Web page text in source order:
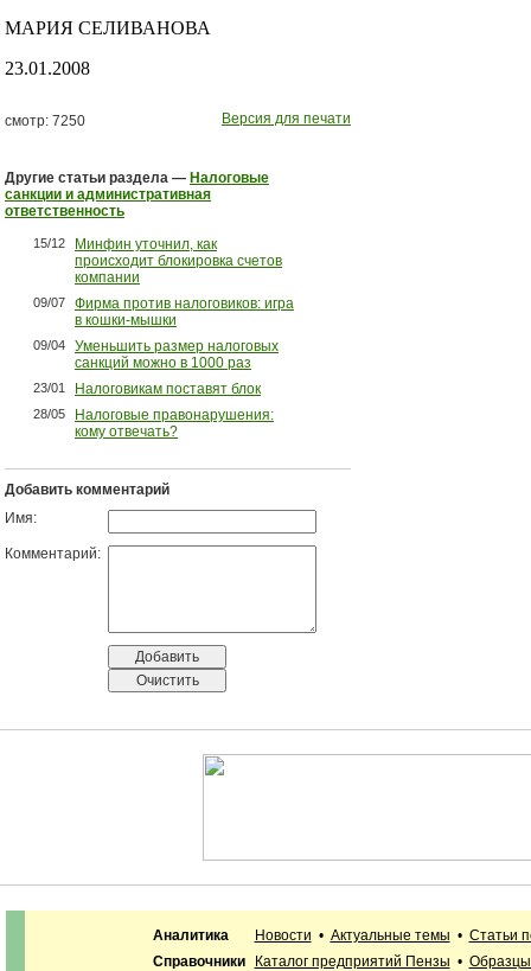
МАРИЯ СЕЛИВАНОВА
23.01.2008
смотр: 7250 Версия для печати
Другие статьи раздела — Налоговые
санкции и административная
ответственность
15/12
Минфин уточнил, как
происходит блокировка счетов
компании
09/07
Фирма против налоговиков: игра
в кошки-мышки
09/04
Уменьшить размер налоговых
санкций можно в 1000 раз
23/01 Налоговикам поставят блок
28/05
Налоговые правонарушения:
кому отвечать?
Добавить комментарий
Имя:
Комментарий:
Аналитика Новости • Актуальные темы • Статьи
Справочники
Каталог предприятий Пензы • Образцы